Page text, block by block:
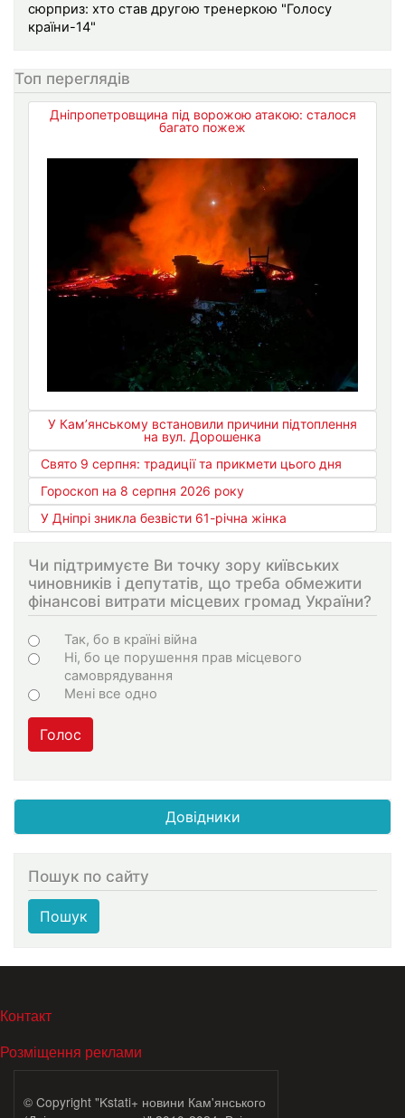
сюрприз: хто став другою тренеркою "Голосу
країни-14"
Топ переглядів
Дніпропетровщина під ворожою атакою: сталося
багато пожеж
У Кам’янському встановили причини підтоплення
на вул. Дорошенка
Свято 9 серпня: традиції та прикмети цього дня
Гороскоп на 8 серпня 2026 року
У Дніпрі зникла безвісти 61-річна жінка
Чи підтримуєте Ви точку зору київських
чиновників і депутатів, що треба обмежити
фінансові витрати місцевих громад України?
Варіанти
Так, бо в країні війна
Ні, бо це порушення прав місцевого
самоврядування
Мені все одно
Голос
Довідники
Пошук по сайту
Пошук
МЕНЮ В ПОДВАЛЕ
Контакт
Розміщення реклами
© Copyright "Kstati+ новини Кам'янського